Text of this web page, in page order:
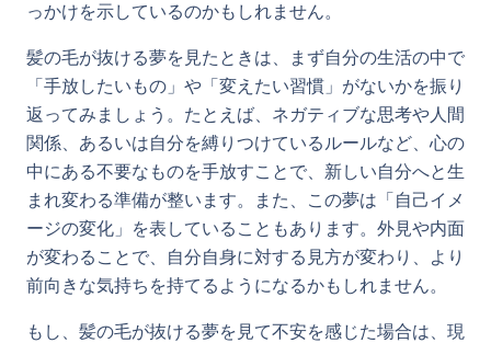
っかけを示しているのかもしれません。
髪の毛が抜ける夢を見たときは、まず自分の生活の中で
「手放したいもの」や「変えたい習慣」がないかを振り
返ってみましょう。たとえば、ネガティブな思考や人間
関係、あるいは自分を縛りつけているルールなど、心の
中にある不要なものを手放すことで、新しい自分へと生
まれ変わる準備が整います。また、この夢は「自己イメ
ージの変化」を表していることもあります。外見や内面
が変わることで、自分自身に対する見方が変わり、より
前向きな気持ちを持てるようになるかもしれません。
もし、髪の毛が抜ける夢を見て不安を感じた場合は、現